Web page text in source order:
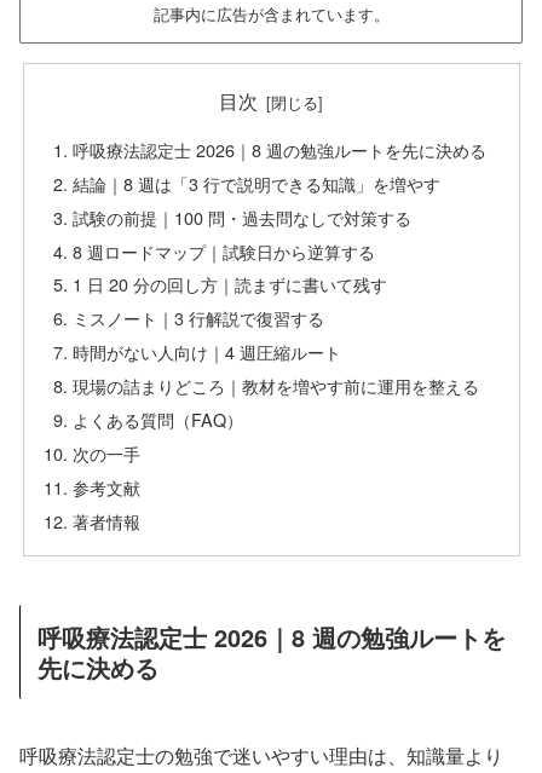
記事内に広告が含まれています。
目次
呼吸療法認定士 2026｜8 週の勉強ルートを先に決める
結論｜8 週は「3 行で説明できる知識」を増やす
試験の前提｜100 問・過去問なしで対策する
8 週ロードマップ｜試験日から逆算する
1 日 20 分の回し方｜読まずに書いて残す
ミスノート｜3 行解説で復習する
時間がない人向け｜4 週圧縮ルート
現場の詰まりどころ｜教材を増やす前に運用を整える
よくある質問（FAQ）
次の一手
参考文献
著者情報
呼吸療法認定士 2026｜8 週の勉強ルートを
先に決める
呼吸療法認定士の勉強で迷いやすい理由は、知識量より